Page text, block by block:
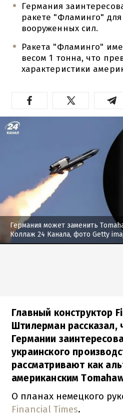
Германия
ракете "Фламинго"
вооруженных сил.
Ракета "Фламинго"
весом 1 тонна, что
характеристики
Германия может заменить
Коллаж 24 Канала, фото Getty
Главный конструктор
Штилерман рассказал,
Германии
украинского
рассматривают как
американским
О планах немецкого
Financial Times.